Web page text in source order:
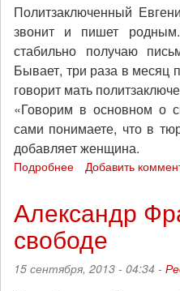
Политзаключенный
звонит и пишет
стабильно получаю
Бывает, три раза в месяц
говорит мать
«Говорим в основном
сами понимаете, что в
добавляет женщина.
Подробнее
о
политзаключенных
анархистах
за
сентябрь
Добавить
Александр
свободе
15 сентября, 2013 - 04:34 -